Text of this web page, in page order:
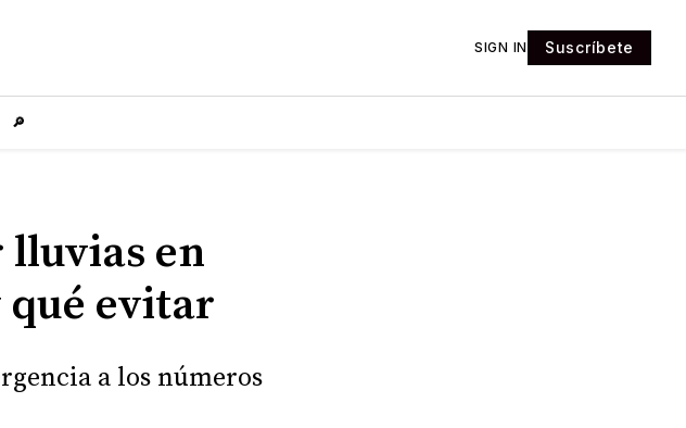
SIGN IN Suscríbete
🔎
en
qué evitar
a los números